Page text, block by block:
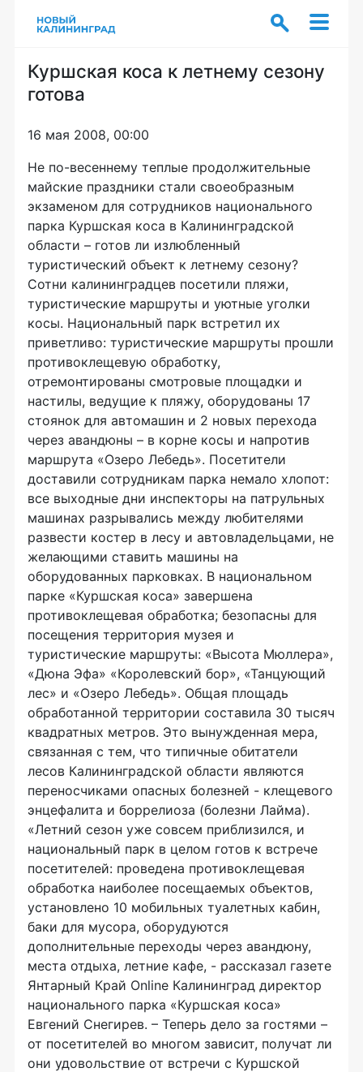
Куршская коса к летнему сезону
готова
16 мая 2008, 00:00
Не по-весеннему теплые продолжительные
майские праздники стали своеобразным
экзаменом для сотрудников национального
парка Куршская коса в Калининградской
области – готов ли излюбленный
туристический объект к летнему сезону?
Сотни калининградцев посетили пляжи,
туристические маршруты и уютные уголки
косы. Национальный парк встретил их
приветливо: туристические маршруты прошли
противоклещевую обработку,
отремонтированы смотровые площадки и
настилы, ведущие к пляжу, оборудованы 17
стоянок для автомашин и 2 новых перехода
через авандюны – в корне косы и напротив
маршрута «Озеро Лебедь». Посетители
доставили сотрудникам парка немало хлопот:
все выходные дни инспекторы на патрульных
машинах разрывались между любителями
развести костер в лесу и автовладельцами, не
желающими ставить машины на
оборудованных парковках. В национальном
парке «Куршская коса» завершена
противоклещевая обработка; безопасны для
посещения территория музея и
туристические маршруты: «Высота Мюллера»,
«Дюна Эфа» «Королевский бор», «Танцующий
лес» и «Озеро Лебедь». Общая площадь
обработанной территории составила 30 тысяч
квадратных метров. Это вынужденная мера,
связанная с тем, что типичные обитатели
лесов Калининградской области являются
переносчиками опасных болезней - клещевого
энцефалита и боррелиоза (болезни Лайма).
«Летний сезон уже совсем приблизился, и
национальный парк в целом готов к встрече
посетителей: проведена противоклещевая
обработка наиболее посещаемых объектов,
установлено 10 мобильных туалетных кабин,
баки для мусора, оборудуются
дополнительные переходы через авандюну,
места отдыха, летние кафе, - рассказал газете
Янтарный Край Online Калининград директор
национального парка «Куршская коса»
Евгений Снегирев. – Теперь дело за гостями –
от посетителей во многом зависит, получат ли
они удовольствие от встречи с Куршской